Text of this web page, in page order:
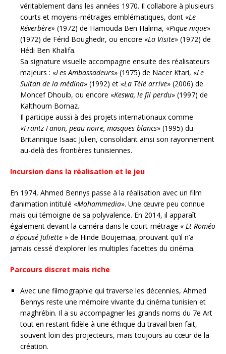
véritablement dans les années 1970. Il collabore à plusieurs
courts et moyens-métrages emblématiques, dont «Le
Réverbère» (1972) de Hamouda Ben Halima, «Pique-nique»
(1972) de Férid Boughedir, ou encore «La Visite» (1972) de
Hédi Ben Khalifa.
Sa signature visuelle accompagne ensuite des réalisateurs
majeurs : «Les Ambassadeurs» (1975) de Nacer Ktari, «Le
Sultan de la médina» (1992) et «La Télé arrive» (2006) de
Moncef Dhouib, ou encore «Keswa, le fil perdu» (1997) de
Kalthoum Bornaz.
Il participe aussi à des projets internationaux comme
«Frantz Fanon, peau noire, masques blancs» (1995) du
Britannique Isaac Julien, consolidant ainsi son rayonnement
au-delà des frontières tunisiennes.
Incursion dans la réalisation et le jeu
En 1974, Ahmed Bennys passe à la réalisation avec un film
d’animation intitulé «Mohammedia». Une œuvre peu connue
mais qui témoigne de sa polyvalence. En 2014, il apparaît
également devant la caméra dans le court-métrage « Et Roméo
a épousé Juliette » de Hinde Boujemaa, prouvant qu’il n’a
jamais cessé d’explorer les multiples facettes du cinéma.
Parcours discret mais riche
Avec une filmographie qui traverse les décennies, Ahmed
Bennys reste une mémoire vivante du cinéma tunisien et
maghrébin. Il a su accompagner les grands noms du 7e Art
tout en restant fidèle à une éthique du travail bien fait,
souvent loin des projecteurs, mais toujours au cœur de la
création.